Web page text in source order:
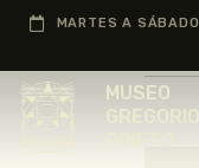
MARTES A SÁBADO
MUSEO